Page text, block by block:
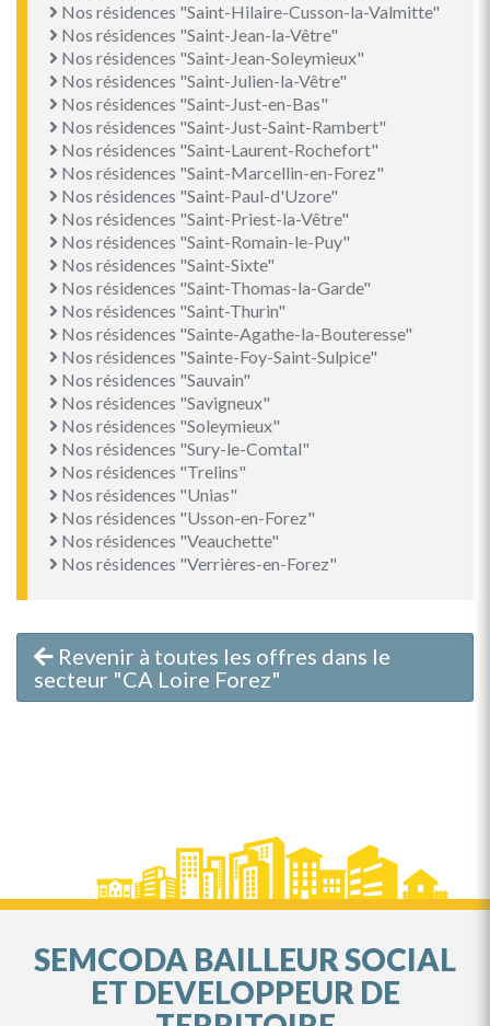
Nos résidences "Saint-Hilaire-Cusson-la-Valmitte"
Nos résidences "Saint-Jean-la-Vêtre"
Nos résidences "Saint-Jean-Soleymieux"
Nos résidences "Saint-Julien-la-Vêtre"
Nos résidences "Saint-Just-en-Bas"
Nos résidences "Saint-Just-Saint-Rambert"
Nos résidences "Saint-Laurent-Rochefort"
Nos résidences "Saint-Marcellin-en-Forez"
Nos résidences "Saint-Paul-d'Uzore"
Nos résidences "Saint-Priest-la-Vêtre"
Nos résidences "Saint-Romain-le-Puy"
Nos résidences "Saint-Sixte"
Nos résidences "Saint-Thomas-la-Garde"
Nos résidences "Saint-Thurin"
Nos résidences "Sainte-Agathe-la-Bouteresse"
Nos résidences "Sainte-Foy-Saint-Sulpice"
Nos résidences "Sauvain"
Nos résidences "Savigneux"
Nos résidences "Soleymieux"
Nos résidences "Sury-le-Comtal"
Nos résidences "Trelins"
Nos résidences "Unias"
Nos résidences "Usson-en-Forez"
Nos résidences "Veauchette"
Nos résidences "Verrières-en-Forez"
Revenir à toutes les offres dans le
secteur "CA Loire Forez"
SEMCODA BAILLEUR SOCIAL
ET DEVELOPPEUR DE